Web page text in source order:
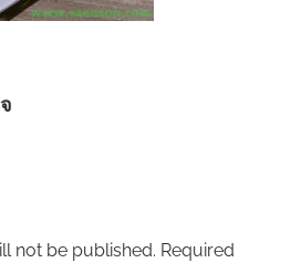
not be published. Required